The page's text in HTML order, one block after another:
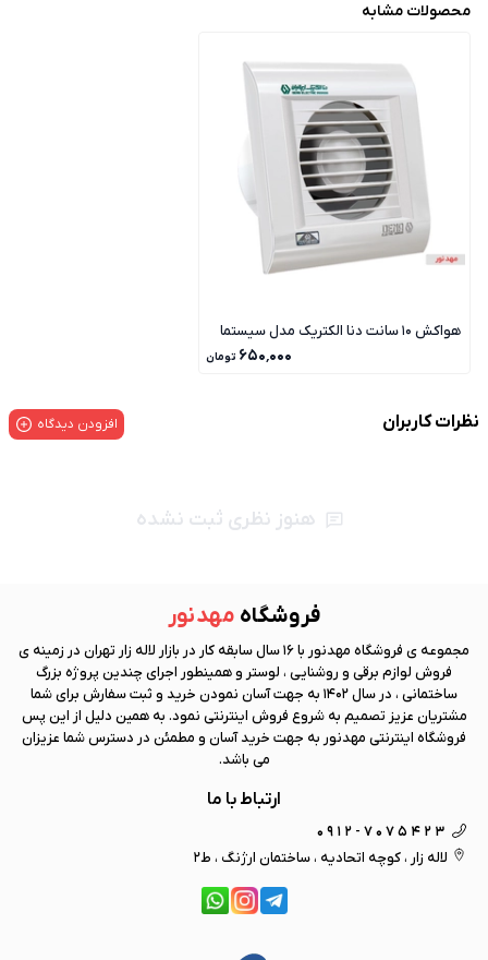
محصولات مشابه
هواکش 10 سانت دنا الکتریک مدل سیستما
۶۵۰٬۰۰۰ تومان
نظرات کاربران افزودن دیدگاه
هنوز نظری ثبت نشده
فروشگاه مهد نور
مجموعه ی فروشگاه مهد نور
با 16 سال سابقه کار در بازار لاله زار تهران در زمینه ی
فروش لوازم برقی و روشنایی ، لوستر و همینطور اجرای چندین پروژه بزرگ
ساختمانی ، در سال 1402 به جهت آسان نمودن خرید و ثبت سفارش برای شما
مشتریان عزیز تصمیم به شروع فروش اینترنتی نمود. به همین دلیل از این پس
فروشگاه اینترنتی مهد نور به جهت خرید آسان و مطمئن در دسترس شما عزیزان
می باشد.
ارتباط با ما
0912-7075423
لاله زار ، کوچه اتحادیه ، ساختمان ارژنگ ، ط2